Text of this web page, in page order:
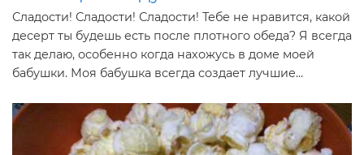
Сладости! Сладости! Сладости! Тебе не нравится, какой
десерт ты будешь есть после плотного обеда? Я всегда
так делаю, особенно когда нахожусь в доме моей
бабушки. Моя бабушка всегда создает лучшие...